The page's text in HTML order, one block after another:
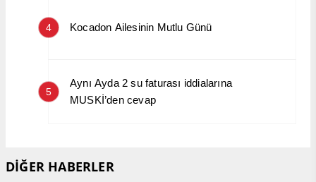
4 Kocadon Ailesinin Mutlu Günü
5
Aynı Ayda 2 su faturası iddialarına
MUSKİ’den cevap
DİĞER HABERLER